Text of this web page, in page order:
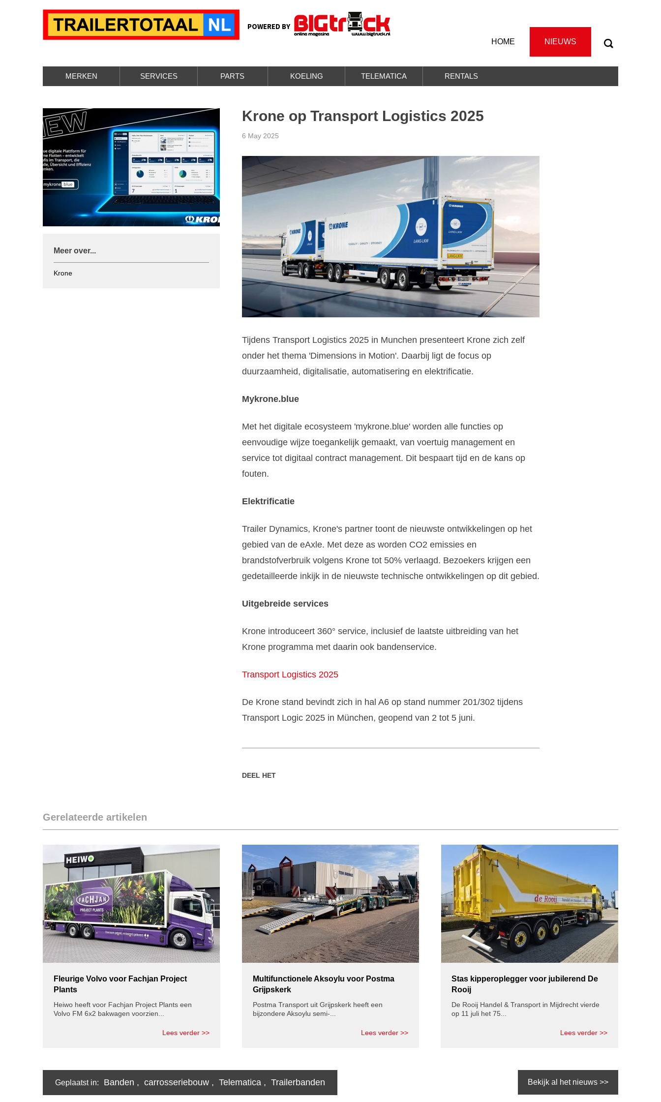
POWERED BY
HOME NIEUWS
MERKEN SERVICES PARTS KOELING TELEMATICA RENTALS
Krone op Transport Logistics 2025
6 May 2025
Tijdens Transport Logistics 2025 in Munchen presenteert Krone zich zelf
onder het thema 'Dimensions in Motion'. Daarbij ligt de focus op
duurzaamheid, digitalisatie, automatisering en elektrificatie.
Mykrone.blue
Met het digitale ecosysteem 'mykrone.blue' worden alle functies op
eenvoudige wijze toegankelijk gemaakt, van voertuig management en
service tot digitaal contract management. Dit bespaart tijd en de kans op
fouten.
Elektrificatie
Trailer Dynamics, Krone's partner toont de nieuwste ontwikkelingen op het
gebied van de eAxle. Met deze as worden CO2 emissies en
brandstofverbruik volgens Krone tot 50% verlaagd. Bezoekers krijgen een
gedetailleerde inkijk in de nieuwste technische ontwikkelingen op dit gebied.
Uitgebreide services
Krone introduceert 360° service, inclusief de laatste uitbreiding van het
Krone programma met daarin ook bandenservice.
Transport Logistics 2025
De Krone stand bevindt zich in hal A6 op stand nummer 201/302 tijdens
Transport Logic 2025 in München, geopend van 2 tot 5 juni.
DEEL HET
Meer over...
Krone
Gerelateerde artikelen
Fleurige Volvo voor Fachjan Project
Plants
Heiwo heeft voor Fachjan Project Plants een
Volvo FM 6x2 bakwagen voorzien...
Lees verder >>
Multifunctionele Aksoylu voor Postma
Grijpskerk
Postma Transport uit Grijpskerk heeft een
bijzondere Aksoylu semi-...
Lees verder >>
Stas kipperoplegger voor jubilerend De
Rooij
De Rooij Handel & Transport in Mijdrecht vierde
op 11 juli het 75...
Lees verder >>
Geplaatst in: Banden , carrosseriebouw , Telematica , Trailerbanden Bekijk al het nieuws >>